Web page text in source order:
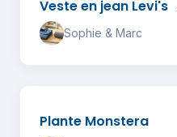
Veste en jean Levi's
Sophie & Marc
Plante Monstera